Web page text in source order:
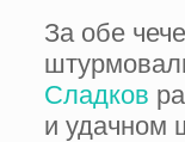
За обе
Сладков
и удачном